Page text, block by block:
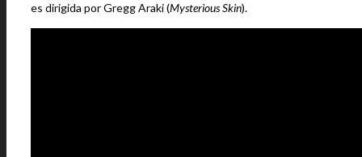
es dirigida por Gregg Araki (Mysterious Skin).